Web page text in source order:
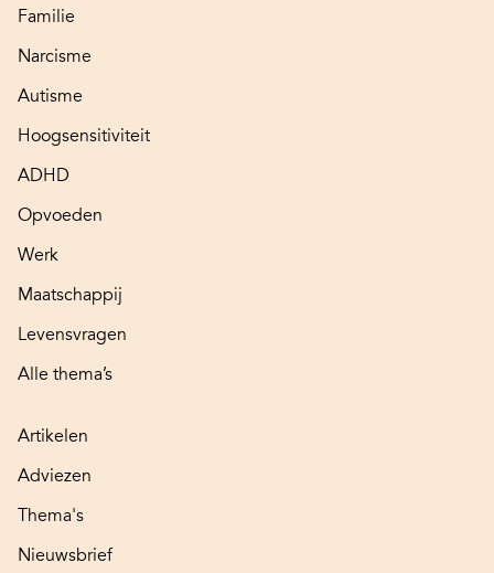
Familie
Narcisme
Autisme
Hoogsensitiviteit
ADHD
Opvoeden
Werk
Maatschappij
Levensvragen
Alle thema’s
Artikelen
Adviezen
Thema's
Nieuwsbrief